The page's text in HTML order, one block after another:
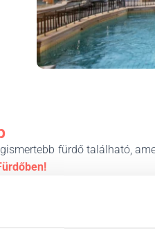
fürdő található,
legikonikusabb és
mint például a